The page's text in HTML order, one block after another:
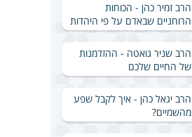
הרב זמיר כהן - הכוחות
הרוחניים שבאדם על פי היהדות
הרב שניר גואטה - ההזדמנות
של החיים שלכם
הרב יגאל כהן - איך לקבל שפע
מהשמיים?